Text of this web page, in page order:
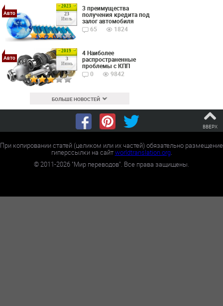
2023
23
Июль
Авто
3 преимущества
получения кредита под
залог автомобиля
65
1824
2019
3
Июнь
Авто
4 Наиболее
распространенные
проблемы с КПП
0
9842
БОЛЬШЕ НОВОСТЕЙ
ВВЕРХ
При копировании статей (целиком или их частей) обязательно размещение
гиперссылки на сайтworldtranslation.org.
©2011-2026 "Мир переводов". Все права защищены.